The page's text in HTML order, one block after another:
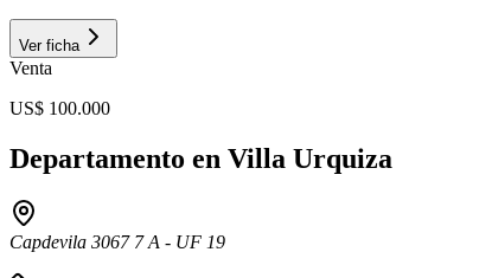
Ver ficha
Venta
US$ 100.000
Departamento en Villa Urquiza
Capdevila 3067 7 A - UF 19